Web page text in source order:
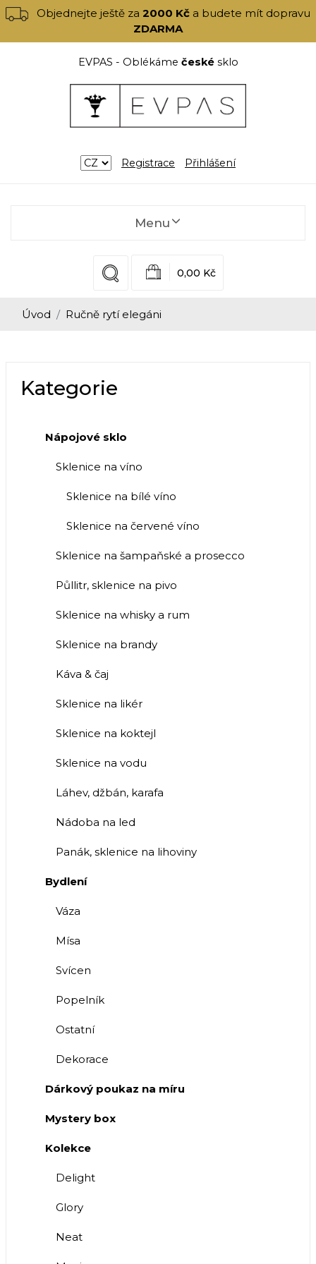
Objednejte ještě za2000 Kč a budete mít dopravu
ZDARMA
EVPAS - Oblékáme českésklo
Registrace Přihlášení
Menu
0,00 Kč
Úvod Ručně rytí elegáni
Kategorie
Nápojové sklo
Sklenice na víno
Sklenice na bílé víno
Sklenice na červené víno
Sklenice na šampaňské a prosecco
Půllitr, sklenice na pivo
Sklenice na whisky a rum
Sklenice na brandy
Káva & čaj
Sklenice na likér
Sklenice na koktejl
Sklenice na vodu
Láhev, džbán, karafa
Nádoba na led
Panák, sklenice na lihoviny
Bydlení
Váza
Mísa
Svícen
Popelník
Ostatní
Dekorace
Dárkový poukaz na míru
Mystery box
Kolekce
Delight
Glory
Neat